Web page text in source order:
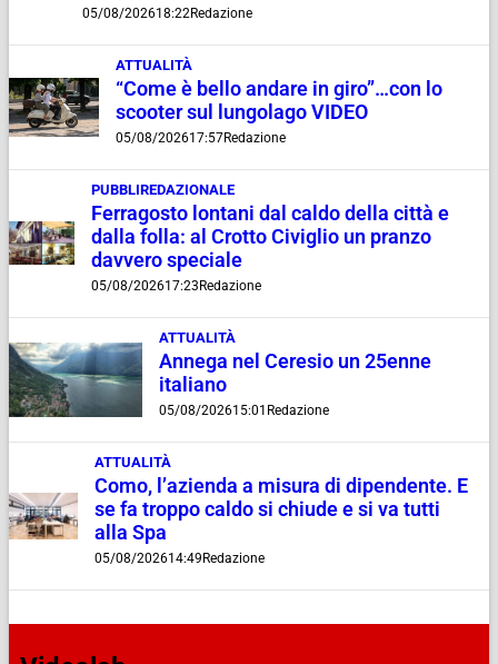
05/08/202618:22Redazione
ATTUALITÀ
“Come è bello andare in giro”…con lo
scooter sul lungolago VIDEO
05/08/202617:57Redazione
PUBBLIREDAZIONALE
Ferragosto lontani dal caldo della città e
dalla folla: al Crotto Civiglio un pranzo
davvero speciale
05/08/202617:23 Redazione
ATTUALITÀ
Annega nel Ceresio un 25enne
italiano
05/08/202615:01 Redazione
ATTUALITÀ
Como, l’azienda a misura di dipendente. E
se fa troppo caldo si chiude e si va tutti
alla Spa
05/08/202614:49 Redazione